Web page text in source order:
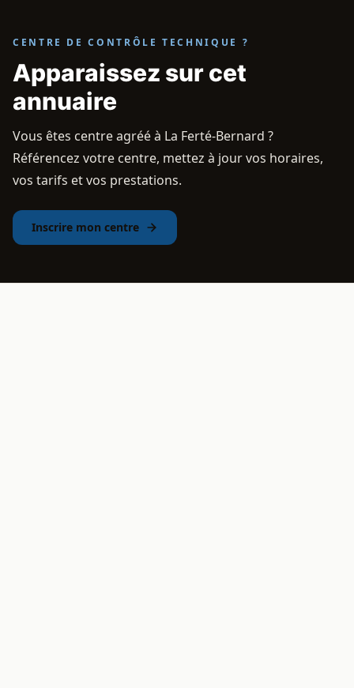
CENTRE DE CONTRÔLE TECHNIQUE ?
Apparaissez sur cet
annuaire
Vous êtes centre agréé à La Ferté-Bernard ?
Référencez votre centre, mettez à jour vos horaires,
vos tarifs et vos prestations.
Inscrire mon centre